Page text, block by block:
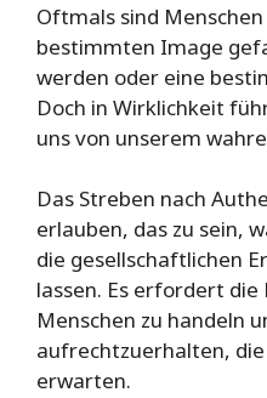
Oftmals sind
bestimmten Image
werden oder eine
Doch in Wirklichkeit
uns von unserem
Das Streben nach
erlauben, das zu sein,
die gesellschaftlichen
lassen. Es erfordert
Menschen zu handeln
aufrechtzuerhalten,
erwarten.